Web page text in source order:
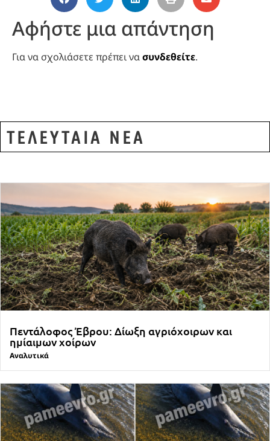
Αφήστε μια απάντηση
Για να σχολιάσετε πρέπει νασυνδεθείτε.
ΤΕΛΕΥΤΑΙΑ ΝΕΑ
Πεντάλοφος Έβρου: Δίωξη αγριόχοιρων και
ημίαιμων χοίρων
Αναλυτικά